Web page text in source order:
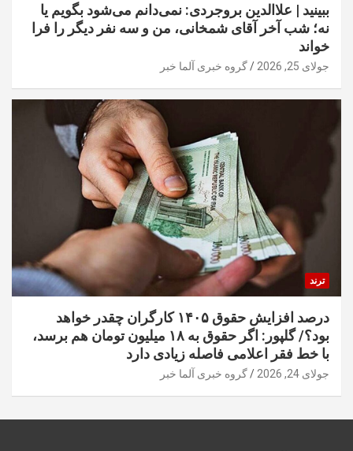
ببینید | علاالدین بروجردی: نمی‌دانم می‌شود بگویم یا
نه؛ شب آخر آقای شمخانی، من و سه نفر دیگر را فرا
خواند
جولای 25, 2026 گروه خبری آلما خبر
ترند
درصد افزایش حقوق ۱۴۰۵ کارگران چقدر خواهد
بود؟/ گلپور: اگر حقوق به ۱۸ میلیون تومان هم برسد،
با خط فقر اعلامی فاصله زیادی دارد
جولای 24, 2026 گروه خبری آلما خبر